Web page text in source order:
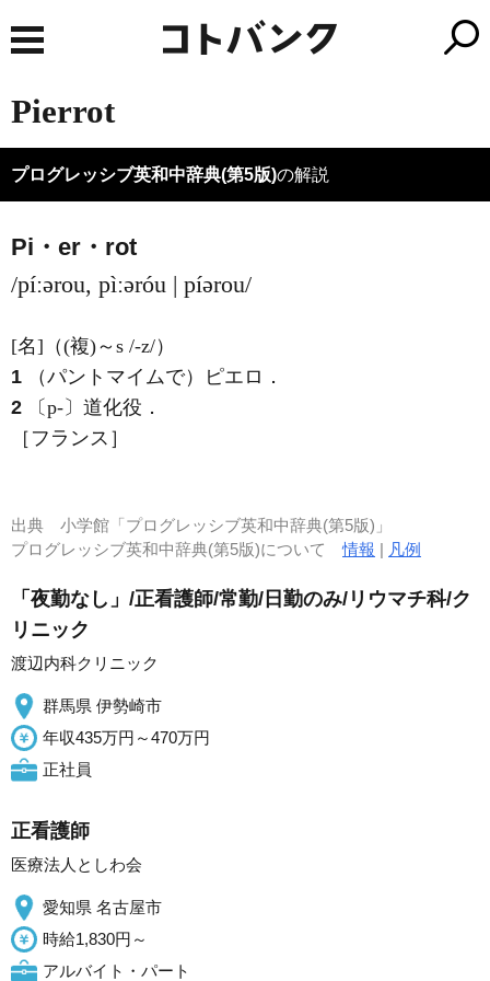
Pierrot
プログレッシブ英和中辞典(第5版)の解説
Pi・er・rot
/píːərou, pìːəróu | píərou/
[名] （(複)～s /-z/）
1 （パントマイムで）ピエロ ．
2 〔p-〕道化役 ．
［フランス］
出典 小学館「プログレッシブ英和中辞典(第5版)」
プログレッシブ英和中辞典(第5版)について情報 | 凡例
「夜勤なし」/正看護師/常勤/日勤のみ/リウマチ科/ク
リニック
渡辺内科クリニック
群馬県 伊勢崎市
年収435万円～470万円
正社員
正看護師
医療法人としわ会
愛知県 名古屋市
時給1,830円～
アルバイト・パート